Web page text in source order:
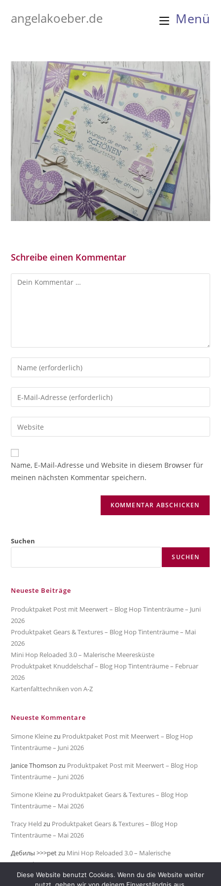
Inhaltangelakoeber.de Menü
Schreibe einen Kommentar
Kommentar
Gib
deinen
Namen
oder
zum
Kommentieren
ein
Gib
deine
E-
Mail-
zum
Kommentieren
ein
Gib
deine
Website-
URL
Name, E-Mail-Adresse und Website in diesem Browser für
meinen nächsten Kommentar speichern.
Suchen
SUCHEN
Neueste Beiträge
Produktpaket Post mit Meerwert – Blog Hop Tintenträume – Juni
2026
Produktpaket Gears & Textures – Blog Hop Tintenträume – Mai
2026
Mini Hop Reloaded 3.0 – Malerische Meeresküste
Produktpaket Knuddelschaf – Blog Hop Tintenträume – Februar
2026
Kartenfalttechniken von A-Z
Neueste Kommentare
Simone Kleinezu Produktpaket Post mit Meerwert – Blog Hop
Tintenträume – Juni 2026
Janice Thomson zu Produktpaket Post mit Meerwert – Blog Hop
Tintenträume – Juni 2026
Simone Kleinezu Produktpaket Gears & Textures – Blog Hop
Tintenträume – Mai 2026
Tracy Held zu Produktpaket Gears & Textures – Blog Hop
Tintenträume – Mai 2026
Дебилы >>>petzu Mini Hop Reloaded 3.0 – Malerische
Meeresküste
Diese Website benutzt Cookies. Wenn du die Website weiter